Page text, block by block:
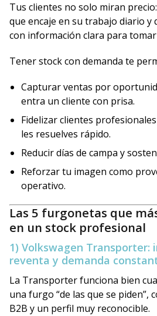
Tus clientes no solo miran
que encaje en su trabajo diario y
con información clara para
Tener stock con demanda te
Capturar ventas por
entra un cliente con prisa.
Fidelizar clientes
les resuelves rápido.
Reducir días de campa y
Reforzar tu imagen como
operativo.
Las 5 furgonetas que
en un stock profesional
1) Volkswagen Transporter:
reventa y demanda
La Transporter funciona bien
una furgo “de las que se piden”,
B2B y un perfil muy reconocible.